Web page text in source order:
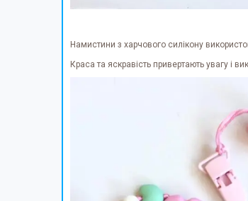
Намистини з харчового силікону
Краса та яскравість привертають увагу і